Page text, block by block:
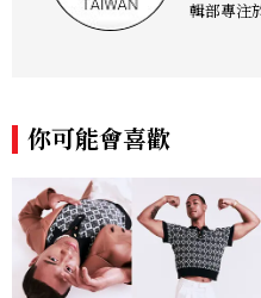
輯部專注
視角與編
貌與生活
你可能會喜歡